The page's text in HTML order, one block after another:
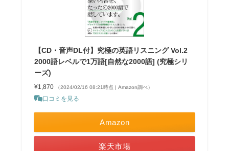
【CD・音声DL付】究極の英語リスニング Vol.2
2000語レベルで1万語[自然な2000語] (究極シリ
ーズ)
¥1,870 （2024/02/16 08:21時点 | Amazon調べ）
口コミを見る
Amazon
楽天市場